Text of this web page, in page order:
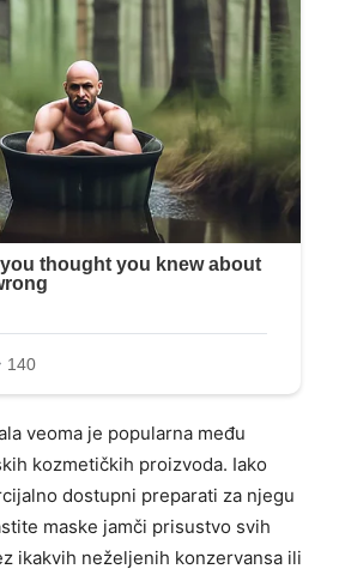
veoma je popularna među
kozmetičkih proizvoda. Iako
dostupni preparati za njegu
maske jamči prisustvo svih
ikakvih neželjenih konzervansa ili